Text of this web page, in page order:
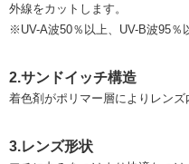
外線をカットします。
※UV-A波50％以上、UV-B波95％
2.サンドイッチ構造
着色剤がポリマー層によりレンズ
3.レンズ形状